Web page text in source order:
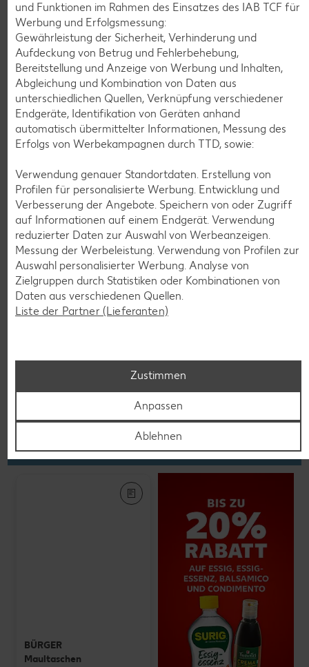
.
je 6 - 12 St. = 398 - 560-ml-Packg.
(1 l = 5.34 - 7.52)
nur
2.99
K-CLASSIC
Maxx XXL
je 8 St. = 800-ml-Großpackg.
(1 l = 3.74)
nur
2.99
Weitere Angebote anzeigen
Feinkost, Konserven
Gültig vom 06.08. bis 12.08.
BÜRGER
Maultaschen
und Funktionen im Rahmen des Einsatzes des IAB TCF für
Werbung und Erfolgsmessung:
Gewährleistung der Sicherheit, Verhinderung und
Aufdeckung von Betrug und Fehlerbehebung,
Bereitstellung und Anzeige von Werbung und Inhalten,
Abgleichung und Kombination von Daten aus
unterschiedlichen Quellen, Verknüpfung verschiedener
Endgeräte, Identifikation von Geräten anhand
automatisch übermittelter Informationen, Messung des
Erfolgs von Werbekampagnen durch TTD, sowie:
Verwendung genauer Standortdaten. Erstellung von
Profilen für personalisierte Werbung. Entwicklung und
Verbesserung der Angebote. Speichern von oder Zugriff
auf Informationen auf einem Endgerät. Verwendung
reduzierter Daten zur Auswahl von Werbeanzeigen.
Messung der Werbeleistung. Verwendung von Profilen zur
Auswahl personalisierter Werbung. Analyse von
Zielgruppen durch Statistiken oder Kombinationen von
Daten aus verschiedenen Quellen.
Liste der Partner (Lieferanten)
Zustimmen
Anpassen
Ablehnen